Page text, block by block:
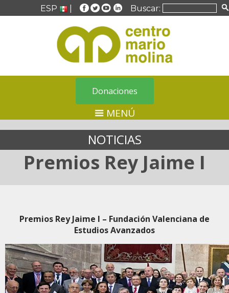
ESP Buscar:
Donaciones
MENÚ
NOTICIAS
Premios Rey Jaime I
Premios Rey Jaime I – Fundación Valenciana de
Estudios Avanzados